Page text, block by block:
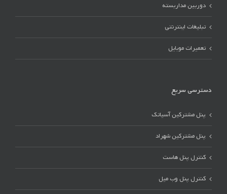
دوربین مداربسته
تبلیغات اینترنتی
تعمیرات موبایل
دسترسی سریع
پنل مشترکین آسیاتک
پنل مشترکین شهراد
کنترل پنل هاست
کنترل پنل وب میل